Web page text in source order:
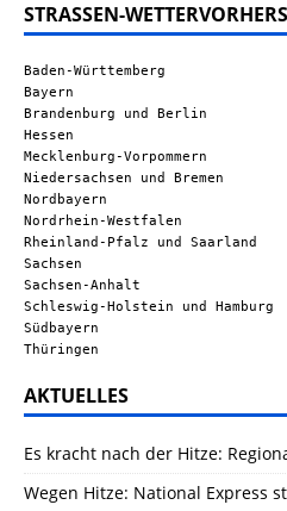
STRASSEN-
Baden-Württemberg
Bayern
Brandenburg und Berlin
Hessen
Mecklenburg-Vorpommern
Niedersachsen und Bremen
Nordbayern
Nordrhein-Westfalen
Rheinland-Pfalz und Saarland
Sachsen
Sachsen-Anhalt
Schleswig-Holstein und Hamburg
Südbayern
Thüringen
AKTUELLES
Es kracht nach der Hitze:
Wegen Hitze: National Express